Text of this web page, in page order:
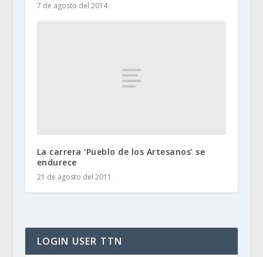
7 de agosto del 2014
La carrera ‘Pueblo de los Artesanos’ se
endurece
21 de agosto del 2011
LOGIN USER TTN